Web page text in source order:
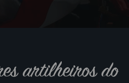
artilheiros do